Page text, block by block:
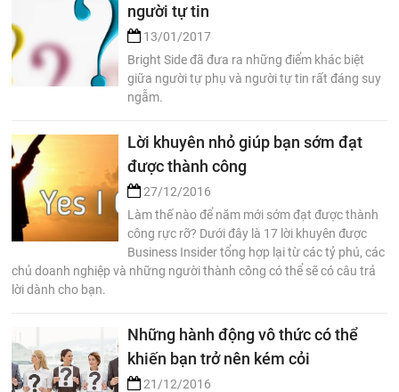
người tự tin
13/01/2017
Bright Side đã đưa ra những điểm khác biệt
giữa người tự phụ và người tự tin rất đáng suy
ngẫm.
Lời khuyên nhỏ giúp bạn sớm đạt
được thành công
27/12/2016
Làm thế nào để năm mới sớm đạt được thành
công rực rỡ? Dưới đây là 17 lời khuyên được
Business Insider tổng hợp lại từ các tỷ phú, các
chủ doanh nghiệp và những người thành công có thể sẽ có câu trả
lời dành cho bạn.
Những hành động vô thức có thể
khiến bạn trở nên kém cỏi
21/12/2016